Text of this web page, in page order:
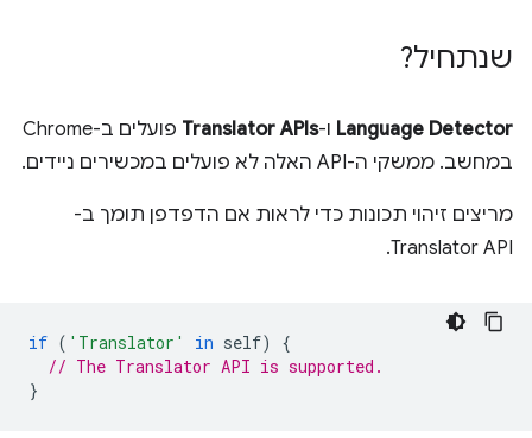
שנתחיל?
Language Detector ו-Translator APIs
פועלים ב-Chrome
במחשב. ממשקי ה-API האלה לא פועלים במכשירים ניידים.
מריצים זיהוי תכונות כדי לראות אם הדפדפן תומך ב-
Translator API.
if ( 'Translator' in self)
{
// The Translator API is supported.
}